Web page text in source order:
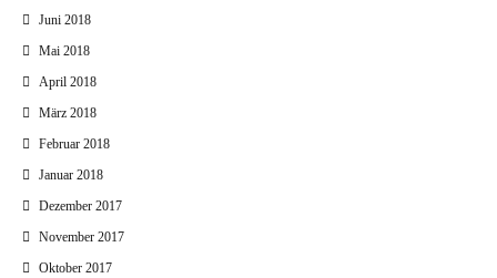
Juni 2018
Mai 2018
April 2018
März 2018
Februar 2018
Januar 2018
Dezember 2017
November 2017
Oktober 2017